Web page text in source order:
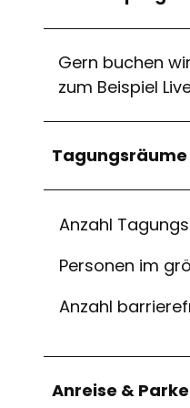
Gern buchen
zum Beispiel
Tagungsräume
Anzahl
Personen im
Anzahl
Anreise &